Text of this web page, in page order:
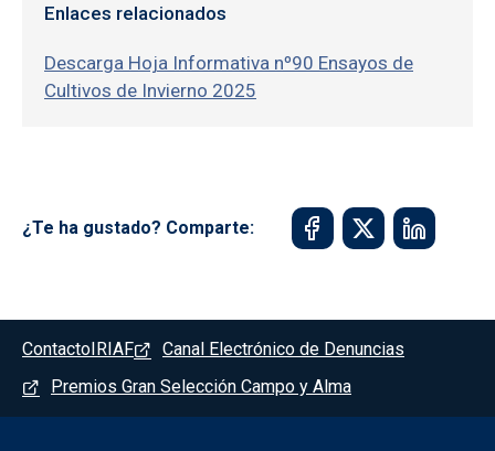
Enlaces relacionados
Descarga Hoja Informativa nº90 Ensayos de
Cultivos de Invierno 2025
¿Te ha gustado? Comparte:
Pie de página - Marchamalo
Contacto IRIAF
Canal Electrónico de Denuncias
Premios Gran Selección Campo y Alma